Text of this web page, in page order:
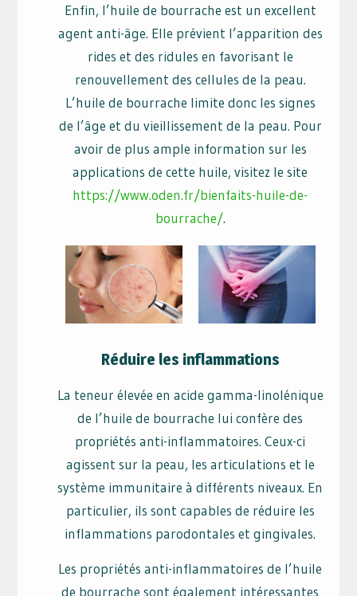
Enfin, l’huile de bourrache est un excellent
agent anti-âge. Elle prévient l’apparition des
rides et des ridules en favorisant le
renouvellement des cellules de la peau.
L’huile de bourrache limite donc les signes
de l’âge et du vieillissement de la peau. Pour
avoir de plus ample information sur les
applications de cette huile, visitez le site
https://www.oden.fr/bienfaits-huile-de-
bourrache/.
Réduire les inflammations
La teneur élevée en acide gamma-linolénique
de l’huile de bourrache lui confère des
propriétés anti-inflammatoires. Ceux-ci
agissent sur la peau, les articulations et le
système immunitaire à différents niveaux. En
particulier, ils sont capables de réduire les
inflammations parodontales et gingivales.
Les propriétés anti-inflammatoires de l’huile
de bourrache sont également intéressantes